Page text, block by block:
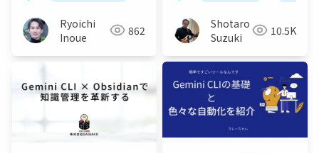
Ryoichi
Inoue
862
Shotaro
Suzuki
10.5K